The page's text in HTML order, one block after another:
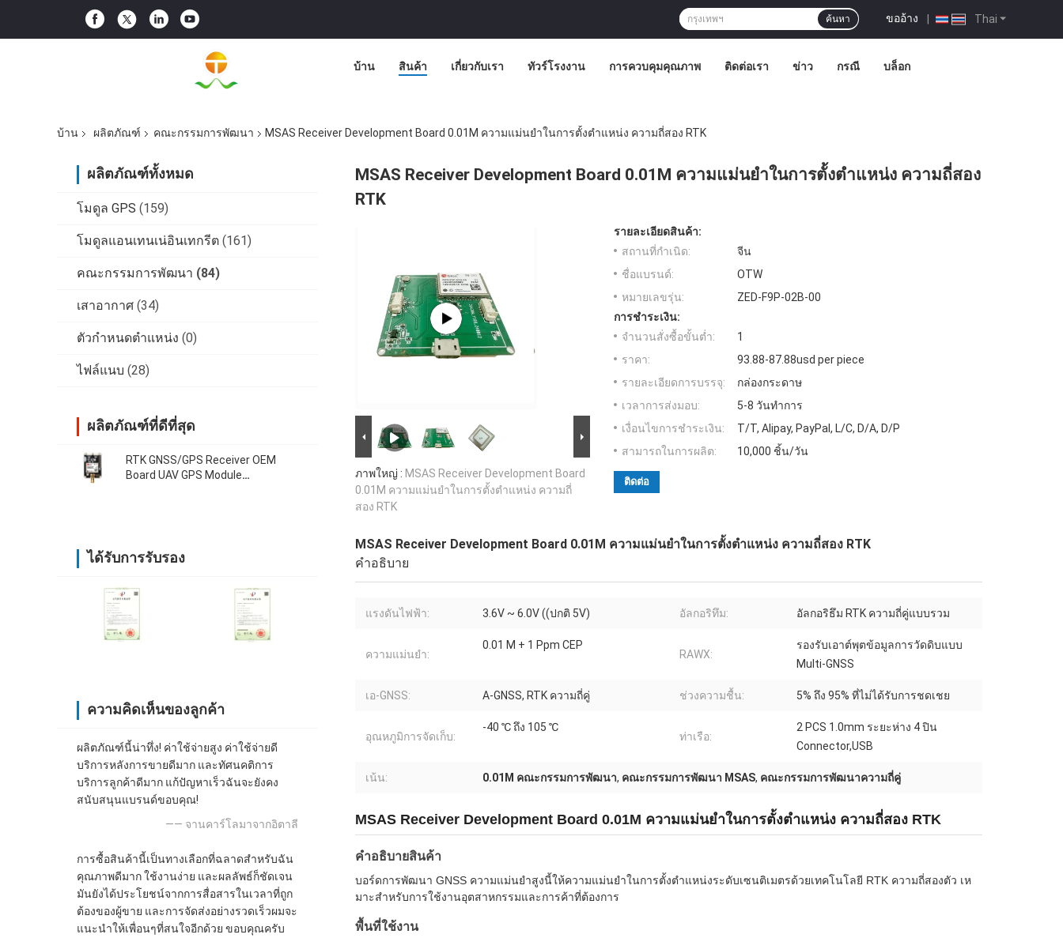
Thai
ขออ้าง |
ค้นหา
บ้าน สินค้า เกี่ยวกับเรา ทัวร์โรงงาน การควบคุมคุณภาพ ติดต่อเรา ข่าว กรณี บล็อก
บ้าน ผลิตภัณฑ์ คณะกรรมการพัฒนา MSAS Receiver Development Board 0.01M ความแม่นยําในการตั้งตําแหน่ง ความถี่สอง RTK
ผลิตภัณฑ์ทั้งหมด
โมดูล GPS (159)
โมดูลแอนเทนเน่อินเทกรีต (161)
คณะกรรมการพัฒนา (84)
เสาอากาศ (34)
ตัวกำหนดตำแหน่ง (0)
ไฟล์แนบ (28)
ผลิตภัณฑ์ที่ดีที่สุด
RTK GNSS/GPS Receiver OEM
Board UAV GPS Module
ได้รับการรับรอง
ความคิดเห็นของลูกค้า
ผลิตภัณฑ์นี้น่าทึ่ง! ค่าใช้จ่ายสูง ค่าใช้จ่ายดี
บริการหลังการขายดีมาก และทัศนคติการ
บริการลูกค้าดีมาก แก้ปัญหาเร็วฉันจะยังคง
สนับสนุนแบรนด์ขอบคุณ!
—— จานคาร์โลมาจากอิตาลี
การซื้อสินค้านี้เป็นทางเลือกที่ฉลาดสําหรับฉัน
คุณภาพดีมาก ใช้งานง่าย และผลลัพธ์ก็ชัดเจน
มันยังได้ประโยชน์จากการสื่อสารในเวลาที่ถูก
ต้องของผู้ขาย และการจัดส่งอย่างรวดเร็วผมจะ
แนะนําให้เพื่อนๆที่สนใจอีกด้วย ขอบคุณครับ
MSAS Receiver Development Board 0.01M ความแม่นยําในการตั้งตําแหน่ง ความถี่สอง
RTK
ภาพใหญ่ : MSAS Receiver Development Board
0.01M ความแม่นยําในการตั้งตําแหน่ง ความถี่
สอง RTK
รายละเอียดสินค้า:
สถานที่กำเนิด:
จีน
ชื่อแบรนด์:
OTW
หมายเลขรุ่น:
ZED-F9P-02B-00
การชำระเงิน:
จำนวนสั่งซื้อขั้นต่ำ:
1
ราคา:
93.88-87.88usd per piece
รายละเอียดการบรรจุ:
กล่องกระดาษ
เวลาการส่งมอบ:
5-8 วันทำการ
เงื่อนไขการชำระเงิน:
T/T, Alipay, PayPal, L/C, D/A, D/P
สามารถในการผลิต:
10,000 ชิ้น/วัน
ติดต่อ
MSAS Receiver Development Board 0.01M ความแม่นยําในการตั้งตําแหน่ง ความถี่สอง RTK
คำอธิบาย
แรงดันไฟฟ้า: 3.6V ~ 6.0V ((ปกติ 5V) อัลกอริทึม: อัลกอริธึม RTK ความถี่คู่แบบรวม
ความแม่นยำ:
0.01 M + 1 Ppm CEP
RAWX:
รองรับเอาต์พุตข้อมูลการวัดดิบแบบ
Multi-GNSS
เอ-GNSS: A-GNSS, RTK ความถี่คู่ ช่วงความชื้น: 5% ถึง 95% ที่ไม่ได้รับการชดเชย
อุณหภูมิการจัดเก็บ:
-40 ℃ ถึง 105 ℃
ท่าเรือ:
2 PCS 1.0mm ระยะห่าง 4 ปิน
Connector,USB
เน้น: 0.01M คณะกรรมการพัฒนา, คณะกรรมการพัฒนา MSAS, คณะกรรมการพัฒนาความถี่คู่
MSAS Receiver Development Board 0.01M ความแม่นยําในการตั้งตําแหน่ง ความถี่สอง RTK
คําอธิบายสินค้า
บอร์ดการพัฒนา GNSS ความแม่นยําสูงนี้ให้ความแม่นยําในการตั้งตําแหน่งระดับเซนติเมตรด้วยเทคโนโลยี RTK ความถี่สองตัว เห
มาะสําหรับการใช้งานอุตสาหกรรมและการค้าที่ต้องการ
พื้นที่ใช้งาน